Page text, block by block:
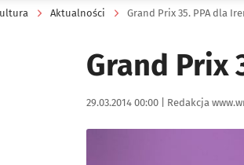
Aktualności Grand Prix 35. PPA dla
Grand Prix
Data publikacji:
29.03.2014 00:00 | Autor:
Redakcja